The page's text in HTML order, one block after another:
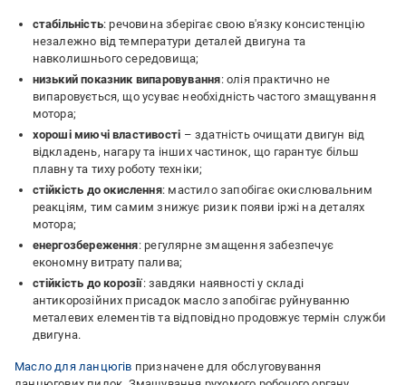
стабільність: речовина зберігає свою в'язку консистенцію
незалежно від температури деталей двигуна та
навколишнього середовища;
низький показник випаровування: олія практично не
випаровується, що усуває необхідність частого змащування
мотора;
хороші миючі властивості – здатність очищати двигун від
відкладень, нагару та інших частинок, що гарантує більш
плавну та тиху роботу техніки;
стійкість до окислення: мастило запобігає окислювальним
реакціям, тим самим знижує ризик появи іржі на деталях
мотора;
енергозбереження: регулярне змащення забезпечує
економну витрату палива;
стійкість до корозії: завдяки наявності у складі
антикорозійних присадок масло запобігає руйнуванню
металевих елементів та відповідно продовжує термін служби
двигуна.
Масло для ланцюгів призначене для обслуговування